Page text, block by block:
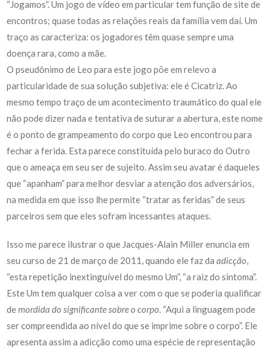
“Jogamos”. Um jogo de vídeo em particular tem função de site de
encontros; quase todas as relações reais da família vem daí. Um
traço as caracteriza: os jogadores têm quase sempre uma
doença rara, como a mãe.
O pseudônimo de Leo para este jogo põe em relevo a
particularidade de sua solução subjetiva: ele é Cicatriz. Ao
mesmo tempo traço de um acontecimento traumático do qual ele
não pode dizer nada e tentativa de suturar a abertura, este nome
é o ponto de grampeamento do corpo que Leo encontrou para
fechar a ferida. Esta parece constituída pelo buraco do Outro
que o ameaça em seu ser de sujeito. Assim seu avatar é daqueles
que “apanham” para melhor desviar a atenção dos adversários,
na medida em que isso lhe permite “tratar as feridas” de seus
parceiros sem que eles sofram incessantes ataques.
Isso me parece ilustrar o que Jacques-Alain Miller enuncia em
seu curso de 21 de março de 2011, quando ele faz daadicção,
“esta repetição inextinguível do mesmo Um”, “a raiz do sintoma”.
Este Um tem qualquer coisa a ver com o que se poderia qualificar
demordida do significante sobre o corpo. “Aqui a linguagem pode
ser compreendida ao nível do que se imprime sobre o corpo”. Ele
apresenta assim a adicção como uma espécie de representação